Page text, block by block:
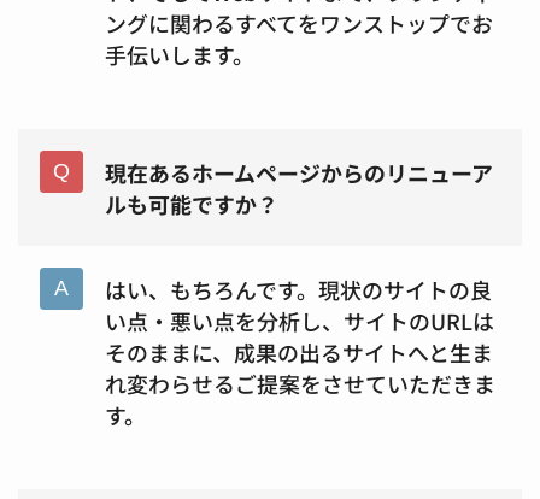
ングに関わるすべてをワンストップでお
手伝いします。
現在あるホームページからのリニューア
ルも可能ですか？
はい、もちろんです。現状のサイトの良
い点・悪い点を分析し、サイトのURLは
そのままに、成果の出るサイトへと生ま
れ変わらせるご提案をさせていただきま
す。